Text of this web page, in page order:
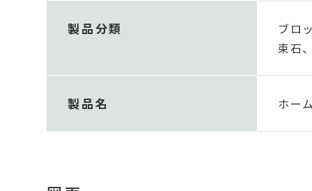
製品分類
ブロ
束石
製品名 ホー